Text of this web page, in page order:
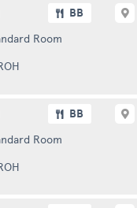
BB
Room
BB
Room